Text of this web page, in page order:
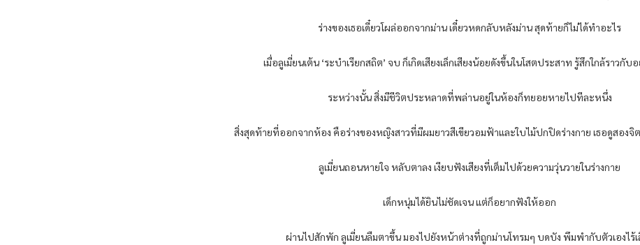
ร่างของเธอเดี๋ยวโผล่ออกจากม่าน เดี๋ยวหดกลับหลังม่าน สุดท้ายก็ไม่ได้ทำอะไร
เมื่อลูเมี่ยนเต้น ‘ระบำเรียกสถิต’ จบ ก็เกิดเสียงเล็กเสียงน้อยดังขึ้นในโสตประสาท รู้สึกใกล้ราวกับ
ระหว่างนั้น สิ่งมีชีวิตประหลาดที่พล่านอยู่ในห้องก็ทยอยหายไปทีละหนึ่ง
สิ่งสุดท้ายที่ออกจากห้อง คือร่างของหญิงสาวที่มีผมยาวสีเขียวอมฟ้าและใบไม้ปกปิดร่างกาย เธอดูสองจิ
ลูเมี่ยนถอนหายใจ หลับตาลง เงียบฟังเสียงที่เต็มไปด้วยความวุ่นวายในร่างกาย
เด็กหนุ่มได้ยินไม่ชัดเจน แต่ก็อยากฟังให้ออก
ผ่านไปสักพัก ลูเมี่ยนลืมตาขึ้น มองไปยังหน้าต่างที่ถูกม่านโทรมๆ บดบัง พึมพำกับตัวเองไร้เ